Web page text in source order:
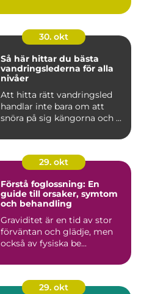
30. okt
Så här hittar du bästa
vandringslederna för alla
nivåer
Att hitta rätt vandringsled
handlar inte bara om att
snöra på sig kängorna och ...
29. okt
Förstå foglossning: En
guide till orsaker, symtom
och behandling
Graviditet är en tid av stor
förväntan och glädje, men
också av fysiska be...
29. okt